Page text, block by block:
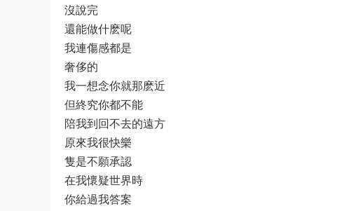
沒說完
還能做什麽呢
我連傷感都是
奢侈的
我一想念你就那麽近
但終究你都不能
陪我到回不去的遠方
原來我很快樂
隻是不願承認
在我懷疑世界時
你給過我答案